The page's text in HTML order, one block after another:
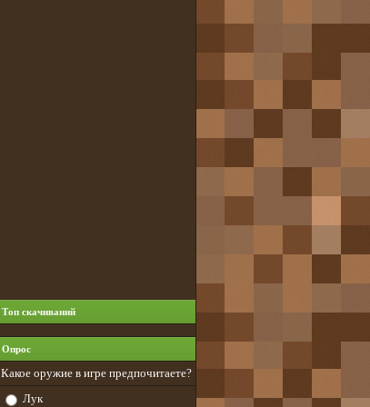
Топ скачиваний
Опрос
Какое оружие в игре предпочитаете?
Лук